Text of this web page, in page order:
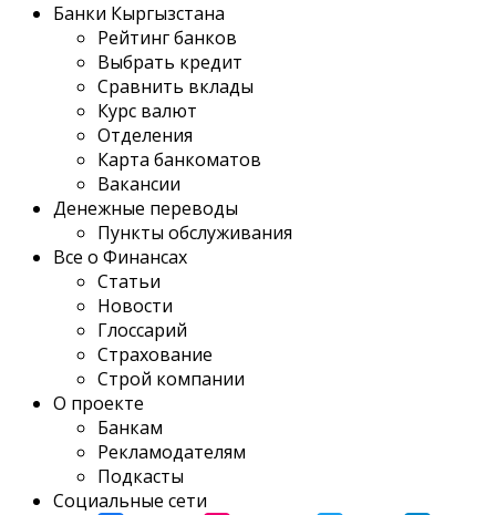
Банки Кыргызстана
Рейтинг банков
Выбрать кредит
Сравнить вклады
Курс валют
Отделения
Карта банкоматов
Вакансии
Денежные переводы
Пункты обслуживания
Все о Финансах
Статьи
Новости
Глоссарий
Страхование
Строй компании
О проекте
Банкам
Рекламодателям
Подкасты
Социальные сети